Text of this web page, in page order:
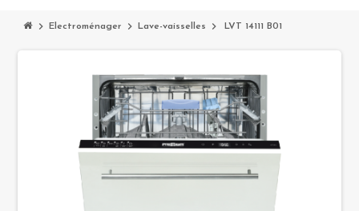
chevron_right Electroménager chevron_right Lave-vaisselles chevron_right LVT 14111 B01